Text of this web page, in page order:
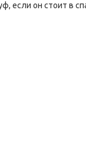
если он стоит в